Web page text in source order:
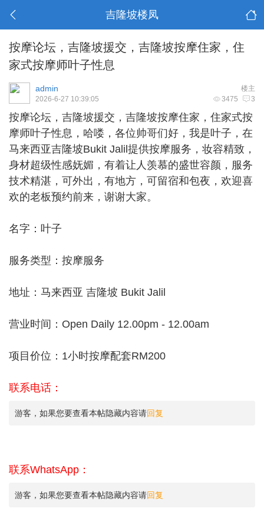
吉隆坡楼凤
按摩论坛，吉隆坡援交，吉隆坡按摩住家，住
家式按摩师叶子性息
楼主
admin
3475 3
2026-6-27 10:39:05
按摩论坛， 吉隆坡援交 ，吉隆坡按摩住家，住家式按
摩师叶子性息，哈喽，各位帅哥们好，我是叶子，在
马来西亚吉隆坡Bukit Jalil提供按摩服务，妆容精致，
身材超级性感妩媚，有着让人羡慕的盛世容颜，服务
技术精湛，可外出，有地方，可留宿和包夜，欢迎喜
欢的老板预约前来，谢谢大家。
名字：叶子
服务类型：按摩服务
地址：马来西亚 吉隆坡 Bukit Jalil
营业时间：Open Daily 12.00pm - 12.00am
项目价位：1小时按摩配套RM200
联系电话：
游客，如果您要查看本帖隐藏内容请回复
联系WhatsApp：
游客，如果您要查看本帖隐藏内容请回复